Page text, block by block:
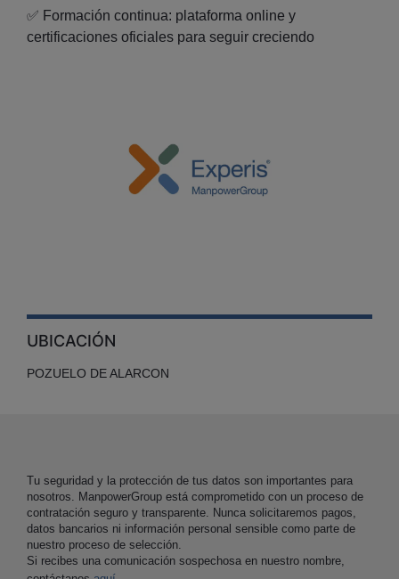
✅ Formación continua: plataforma online y
certificaciones oficiales para seguir creciendo
UBICACIÓN
POZUELO DE ALARCON
Tu seguridad y la protección de tus datos son importantes para
nosotros. ManpowerGroup está comprometido con un proceso de
contratación seguro y transparente. Nunca solicitaremos pagos,
datos bancarios ni información personal sensible como parte de
nuestro proceso de selección.
Si recibes una comunicación sospechosa en nuestro nombre,